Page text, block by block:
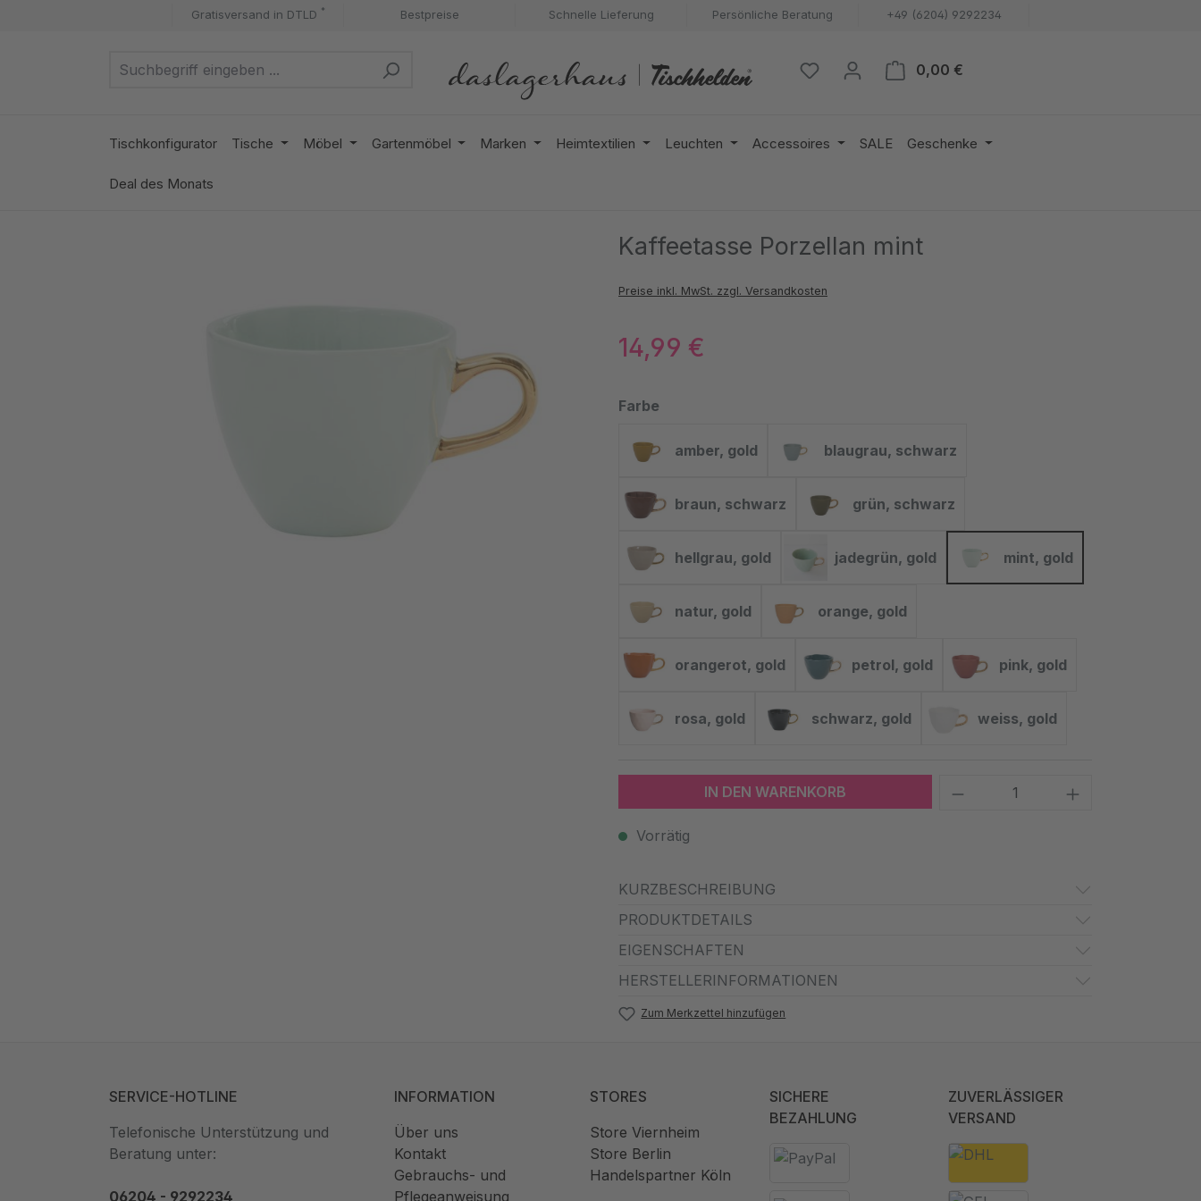
Zur Hauptnavigation springenGratisversand in DTLD * Bestpreise Schnelle Lieferung Persönliche Beratung +49 (6204) 9292234
0,00 €
Tischkonfigurator Tische Möbel Gartenmöbel Marken Heimtextilien Leuchten Accessoires SALE Geschenke
Deal des Monats
Kaffeetasse Porzellan mint
Preise inkl. MwSt. zzgl. Versandkosten
14,99 €
Farbe
amber, gold
amber, gold
blaugrau, schwarz
blaugrau, schwarz
braun, schwarz
braun, schwarz
grün, schwarz
grün, schwarz
hellgrau, gold
hellgrau, gold
jadegrün, gold
jadegrün, gold
mint, gold
mint, gold
natur, gold
natur, gold
orange, gold
orange, gold
orangerot, gold
orangerot, gold
petrol, gold
petrol, gold
pink, gold
pink, gold
rosa, gold
rosa, gold
schwarz, gold
schwarz, gold
weiss, gold
weiss, gold
IN DEN WARENKORB Produkt Anzahl: Gib
Vorrätig
KURZBESCHREIBUNG
PRODUKTDETAILS
EIGENSCHAFTEN
HERSTELLERINFORMATIONEN
Zum Merkzettel hinzufügen
SERVICE-HOTLINE
Telefonische Unterstützung und
Beratung unter:
06204 - 9292234
INFORMATION
Über uns
Kontakt
Gebrauchs- und
Pflegeanweisung
STORES
Store Viernheim
Store Berlin
Handelspartner Köln
SICHERE
BEZAHLUNG
ZUVERLÄSSIGER
VERSAND